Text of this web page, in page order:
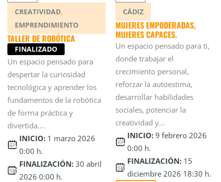
CREATIVIDAD,
EMPRENDIMIENTO
TALLER DE ROBÓTICA
FINALIZADO
Un espacio pensado para
despertar la curiosidad
tecnológica y aprender los
fundamentos de la robótica
de forma práctica y
divertida....
INICIO: 1 marzo 2026
0:00 h.
FINALIZACIÓN: 30 abril
2026 0:00 h.
CÁDIZ
MUJERES EMPODERADAS,
MUJERES CAPACES.
Un espacio pensado para ti,
donde trabajar el
crecimiento personal,
reforzar la autoestima,
desarrollar habilidades
sociales, potenciar la
creatividad y...
INICIO: 9 febrero 2026
0:00 h.
FINALIZACIÓN: 15
diciembre 2026 18:30 h.